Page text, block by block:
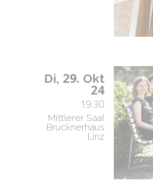
Di, 29. Okt
24
19:30
Mittlerer Saal
Brucknerhaus
Linz